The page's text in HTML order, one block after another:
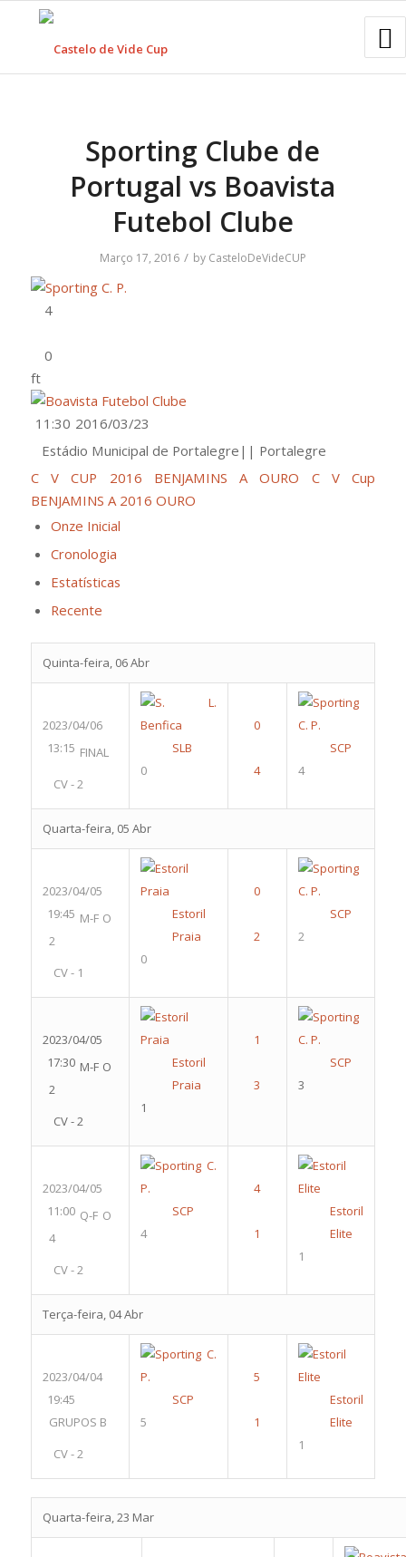
Sporting Clube de
Portugal vs Boavista
Futebol Clube
Março 17, 2016 / by CasteloDeVideCUP
ft
2016/03/23
11:30
Estádio Municipal de Portalegre|| Portalegre
C V CUP 2016 BENJAMINS A OURO
C V Cup
BENJAMINS A 2016 OURO
Onze Inicial
Cronologia
Estatísticas
Recente
Quinta-feira, 06 Abr
2023/04/06
13:15 FINAL
CV - 2
SLB
0
SCP
4
Quarta-feira, 05 Abr
2023/04/05
19:45 M-F O
2
CV - 1
Estoril
Praia
0
SCP
2
2023/04/05
17:30 M-F O
2
CV - 2
Estoril
Praia
1
SCP
3
2023/04/05
11:00 Q-F O
4
CV - 2
SCP
4
Estoril
Elite
1
Terça-feira, 04 Abr
2023/04/04
19:45
GRUPOS B
CV - 2
SCP
5
Estoril
Elite
1
Quarta-feira, 23 Mar